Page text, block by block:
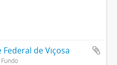
de Viçosa
Fundo